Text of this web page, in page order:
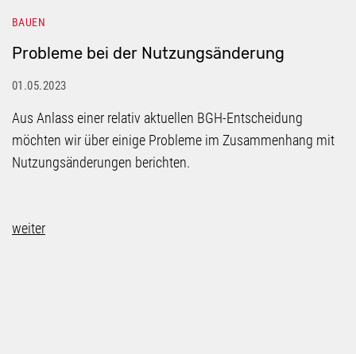
BAUEN
Probleme bei der Nutzungsänderung
01.05.2023
Aus Anlass einer relativ aktuellen BGH-Entscheidung
möchten wir über einige Probleme im Zusammenhang mit
Nutzungsänderungen berichten.
weiter